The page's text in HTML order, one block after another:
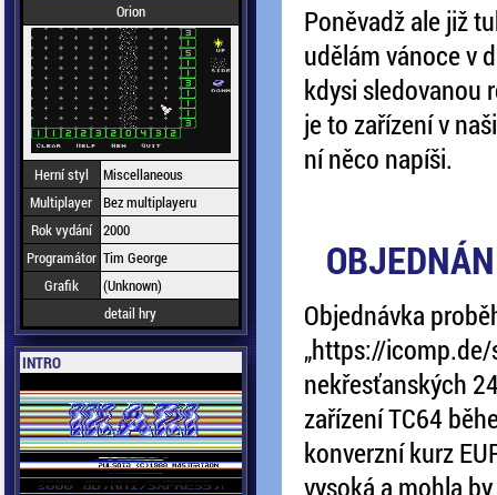
Orion
Herní styl
Miscellaneous
Multiplayer Bez multiplayeru
Rok vydání 2000
Programátor Tim George
Grafik
(Unknown)
detail hry
INTRO
Poněvadž ale již
udělám vánoce v
kdysi sledovanou
je to zařízení v
ní něco napíši.
Objednávka
„https://
nekřesťanských
zařízení TC64
konverzní kurz
vysoká a mohla